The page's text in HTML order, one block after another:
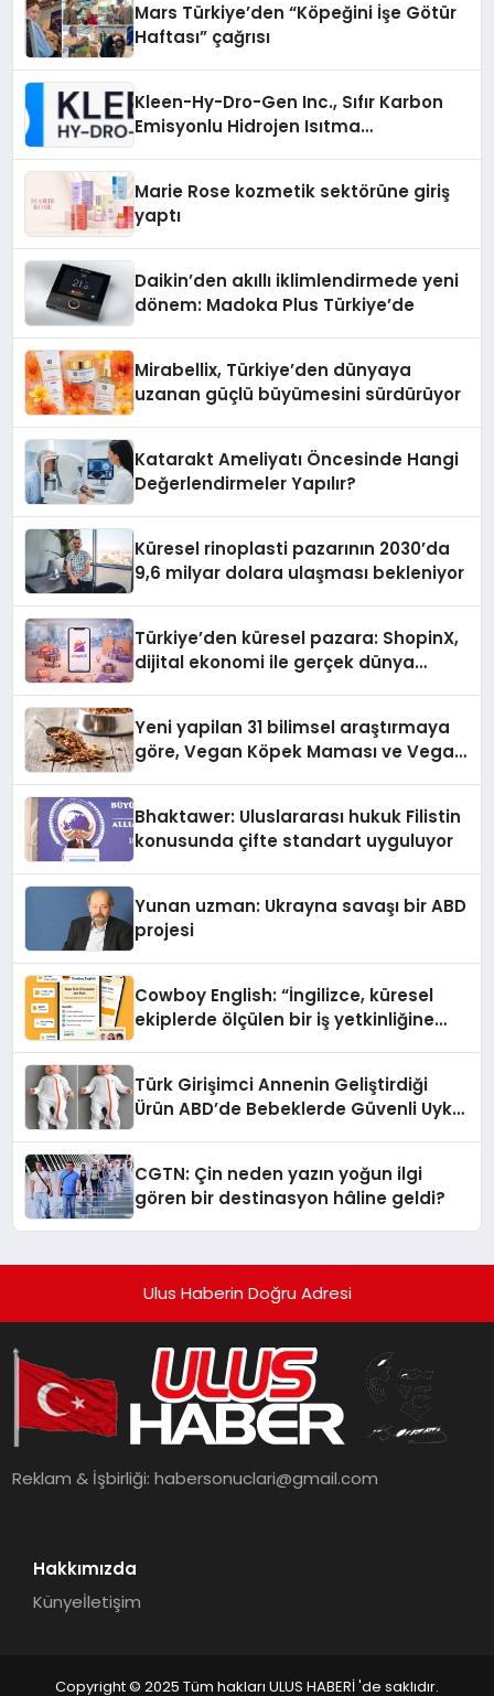
Mars Türkiye’den “Köpeğini İşe Götür
Haftası” çağrısı
Kleen-Hy-Dro-Gen Inc., Sıfır Karbon
Emisyonlu Hidrojen Isıtma
Marie Rose kozmetik sektörüne giriş
yaptı
Daikin’den akıllı iklimlendirmede yeni
dönem: Madoka Plus Türkiye’de
Mirabellix, Türkiye’den dünyaya
uzanan güçlü büyümesini sürdürüyor
Katarakt Ameliyatı Öncesinde Hangi
Değerlendirmeler Yapılır?
Küresel rinoplasti pazarının 2030’da
9,6 milyar dolara ulaşması bekleniyor
Türkiye’den küresel pazara: ShopinX,
dijital ekonomi ile gerçek dünya
Yeni yapilan 31 bilimsel araştırmaya
göre, Vegan Köpek Maması ve Vegan
Bhaktawer: Uluslararası hukuk Filistin
konusunda çifte standart uyguluyor
Yunan uzman: Ukrayna savaşı bir ABD
projesi
Cowboy English: “İngilizce, küresel
ekiplerde ölçülen bir iş yetkinliğine
Türk Girişimci Annenin Geliştirdiği
Ürün ABD’de Bebeklerde Güvenli Uyku
CGTN: Çin neden yazın yoğun ilgi
gören bir destinasyon hâline geldi?
Ulus Haberin Doğru Adresi
Reklam & İşbirliği:habersonuclari@gmail.com
Hakkımızda
Künyeİletişim
Copyright © 2025 Tüm hakları ULUS HABERİ 'de saklıdır.